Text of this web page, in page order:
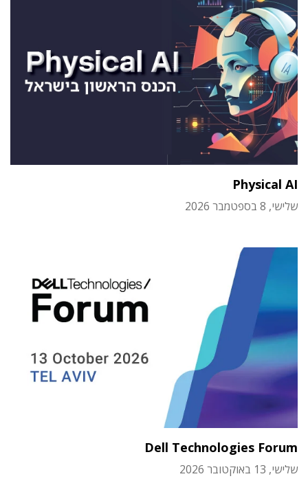
Physical AI
שלישי, 8 בספטמבר 2026
Dell Technologies Forum
שלישי, 13 באוקטובר 2026